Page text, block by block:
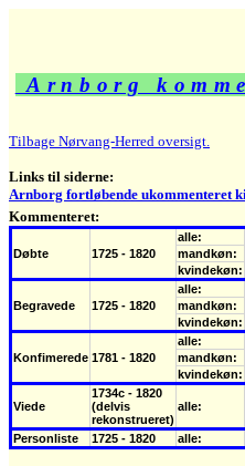
Arnborg
Tilbage Nørvang-Herred oversigt.
Links til siderne:
Arnborg fortløbende ukommenteret
Kommenteret:
Døbte 1725 - 1820
alle:
mandkøn:
kvindekøn:
Begravede 1725 - 1820
alle:
mandkøn:
kvindekøn:
Konfimerede 1781 - 1820
alle:
mandkøn:
kvindekøn:
Viede
1734c - 1820
(delvis
rekonstrueret)
alle:
Personliste 1725 - 1820 alle: